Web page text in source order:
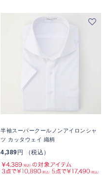
半袖スーパークールノンアイロンシャ
ツ カッタウェイ 織柄
4,389 円 （税込）